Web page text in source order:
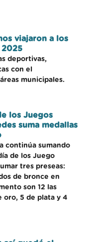
viajaron a los
2025
deportivas,
con el
municipales.
los Juegos
suma medallas
continúa sumando
de los Juego
tres preseas:
de bronce en
son 12 las
oro, 5 de plata y 4